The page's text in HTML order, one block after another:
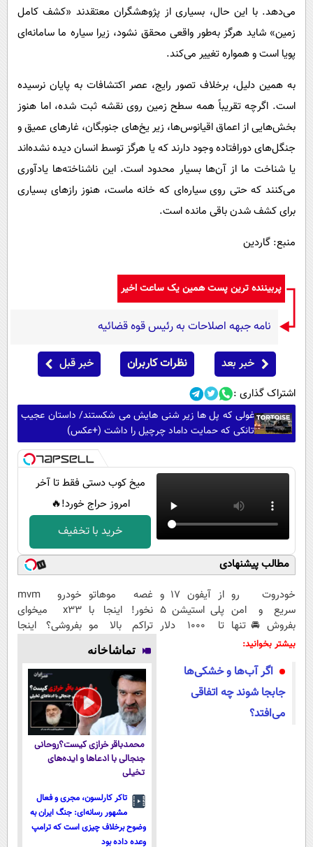
می‌دهد. با این حال، بسیاری از پژوهشگران معتقدند «کشف کامل
زمین» شاید هرگز به‌طور واقعی محقق نشود، زیرا سیاره ما سامانه‌ای
پویا است و همواره تغییر می‌کند.
به همین دلیل، برخلاف تصور رایج، عصر اکتشافات به پایان نرسیده
است. اگرچه تقریباً همه سطح زمین روی نقشه ثبت شده، اما هنوز
بخش‌هایی از اعماق اقیانوس‌ها، زیر یخ‌های جنوبگان، غارهای عمیق و
جنگل‌های دورافتاده وجود دارند که یا هرگز توسط انسان دیده نشده‌اند
یا شناخت ما از آن‌ها بسیار محدود است. این ناشناخته‌ها یادآوری
می‌کنند که حتی روی سیاره‌ای که خانه ماست، هنوز رازهای بسیاری
برای کشف شدن باقی مانده است.
منبع: گاردین
پربیننده ترین پست همین یک ساعت اخیر
نامه جبهه اصلاحات به رئیس قوه قضائیه
خبر بعد نظرات کاربران خبر قبل
اشتراک گذاری :
غولی که پل ها زیر شنی هایش می شکستند/ داستان عجیب
تانکی که حمایت داماد چرچیل را داشت (+عکس)
میخ کوب دستی فقط تا آخر
امروز حراج خورد!🔥
خرید با تخفیف
مطالب پیشنهادی
خودروت رو
سریع و امن
بفروش 🚘 تنها
با یک بار
از آیفون 17 و
پلی استیشن 5
تا 1000 دلار
غصه موهاتو
نخور! اینجا با
تراکم بالا مو
بکار قسطی
پرداختش کن
خودرو mvm
x33 میخوای
بفروشی؟ اینجا
بیشتر بخوانید:
اگر آب‌ها و خشکی‌ها
جابجا شوند چه اتفاقی
می‌افتد؟
تماشاخانه
محمدباقر خرازی کیست؟روحانی
جنجالی با ادعاها و ایده‌های
تخیلی
تاکر کارلسون، مجری و فعال
مشهور رسانه‌ای: جنگ ایران به
وضوح برخلاف چیزی است که ترامپ
وعده داده بود